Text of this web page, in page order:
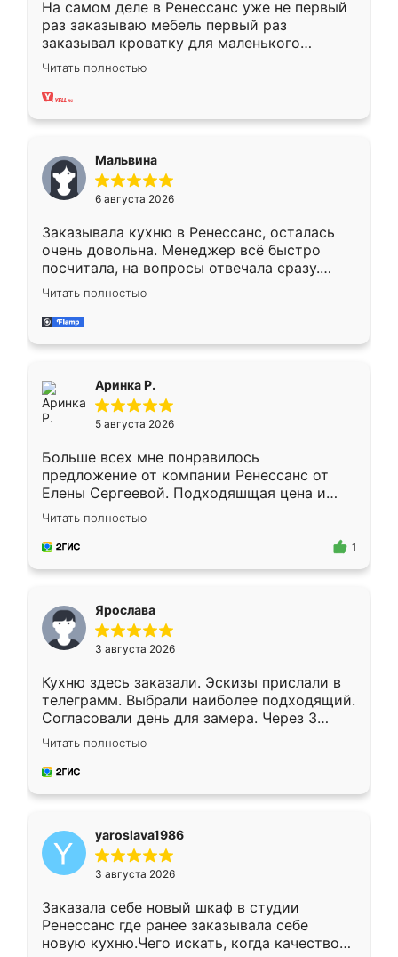
На самом деле в Ренессанс уже не первый
раз заказываю мебель первый раз
заказывал кроватку для маленького
ребёнка при его рождении ,во второй раз
заказал шкаф-купе. По качеству очень
хорошее сборка достаточно быстрая,
меньше, здесь же он более разнообразный.
Мне нравится ,если что-то потребуется из
мебели буду заказывать только здесь.
Читать полностью
Мальвина
6 августа 2026
Заказывала кухню в Ренессанс, осталась
очень довольна. Менеджер всё быстро
посчитала, на вопросы отвечала сразу.
Замерщик приехал в субботу, подошёл к
делу со всей ответственностью. Собрали
за день, ребята работали аккуратно, даже
Читать полностью
Аринка Р.
5 августа 2026
Больше всех мне понравилось
предложение от компании Ренессанс от
Елены Сергеевой. Подходяшщая цена и
короткие сроки изготовления. Приехавший
для замера сотрудник Владислав
предложил по моему эскизу самый
Читать полностью
1
Ярослава
3 августа 2026
Кухню здесь заказали. Эскизы прислали в
телеграмм. Выбрали наиболее подходящий.
Согласовали день для замера. Через 3
недели кухня была уже готова. Остались
довольны работой. Спасибо Ренессанс
мебель за качественную работу!
Читать полностью
yaroslava1986
3 августа 2026
Заказала себе новый шкаф в студии
Ренессанс где ранее заказывала себе
новую кухню.Чего искать, когда качеством